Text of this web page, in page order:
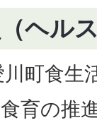
ヘル
町食生
育の推